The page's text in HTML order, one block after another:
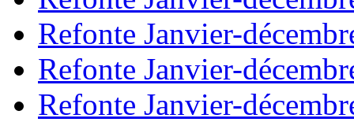
Refonte Janvier-
Refonte Janvier-
Refonte Janvier-